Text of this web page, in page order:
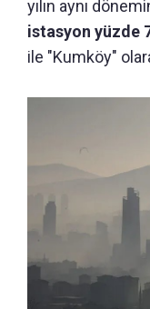
yılın aynı
istasyon yüzde
ile "Kumköy"